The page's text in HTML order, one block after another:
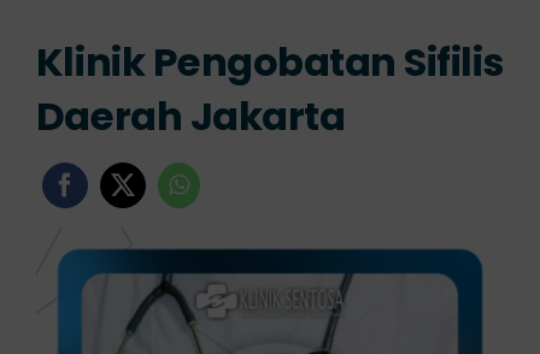
Layanan Kami
Info Klinik
Klinik Pengobatan Sifilis
Daerah Jakarta